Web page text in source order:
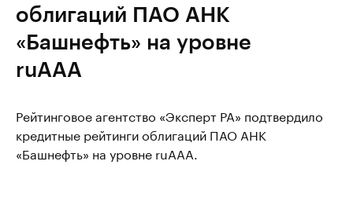
облигаций ПАО АНК
«Башнефть» на уровне
ruAAA
Рейтинговое агентство «Эксперт РА» подтвердило
кредитные рейтинги облигаций ПАО АНК
«Башнефть» на уровне ruAAA.